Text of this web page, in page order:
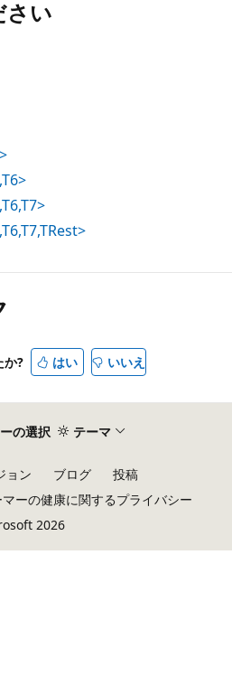
さい
か? はい いいえ
の選択 テーマ
ョン ブログ
投稿
ーの健康に関するプライバシー
2026